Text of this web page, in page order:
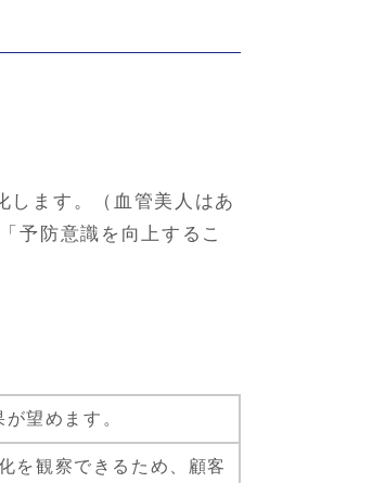
します。（血管美人はあ
予防意識を向上するこ
望めます。
を観察できるため、顧客